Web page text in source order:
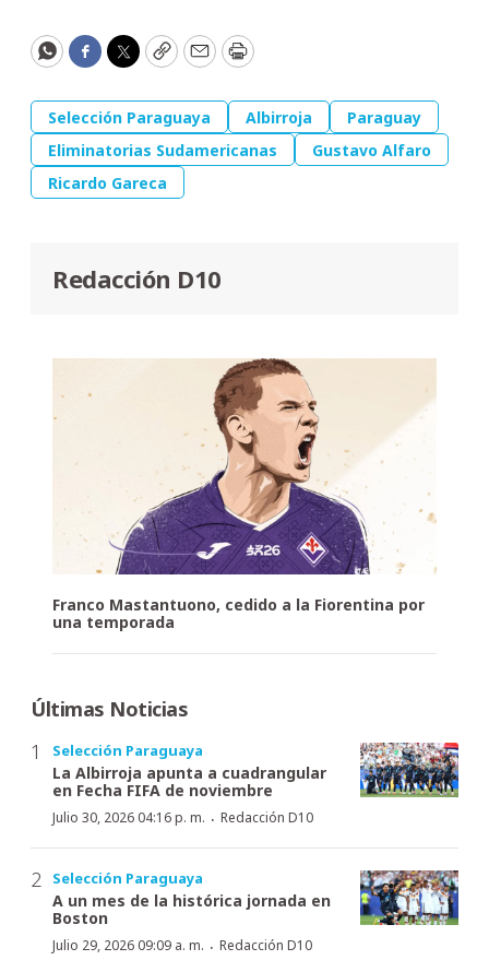
WhatsApp
Facebook
Twitter
CopyEmailPrint
Selección Paraguaya Albirroja
Paraguay
Eliminatorias Sudamericanas
Gustavo Alfaro
Ricardo Gareca
Redacción D10
Franco Mastantuono, cedido a la Fiorentina por
una temporada
Últimas Noticias
Selección Paraguaya
La Albirroja apunta a cuadrangular
en Fecha FIFA de noviembre
Julio 30, 2026 04:16 p. m. · Redacción D10
Selección Paraguaya
A un mes de la histórica jornada en
Boston
Julio 29, 2026 09:09 a. m. · Redacción D10